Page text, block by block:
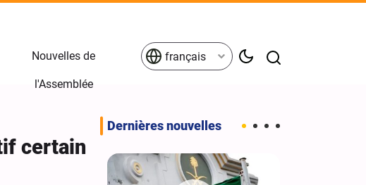
Nouvelles de
l'Assemblée
français
certain
Dernières nouvelles